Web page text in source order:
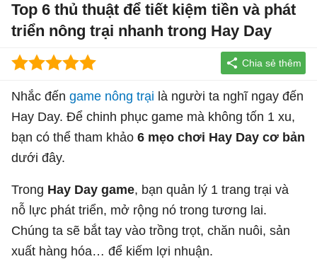
Top 6 thủ thuật để tiết kiệm tiền và phát
triển nông trại nhanh trong Hay Day
Nhắc đến game nông trại là người ta nghĩ ngay đến
Hay Day. Để chinh phục game mà không tốn 1 xu,
bạn có thể tham khảo 6 mẹo chơi Hay Day cơ bản
dưới đây.
Trong Hay Day game, bạn quản lý 1 trang trại và
nỗ lực phát triển, mở rộng nó trong tương lai.
Chúng ta sẽ bắt tay vào trồng trọt, chăn nuôi, sản
xuất hàng hóa… để kiếm lợi nhuận.